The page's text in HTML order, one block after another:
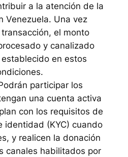
a la atención de la
Venezuela. Una vez
el monto
y canalizado
en estos
participar los
una cuenta activa
con los requisitos de
identidad (KYC) cuando
y realicen la donación
canales habilitados por